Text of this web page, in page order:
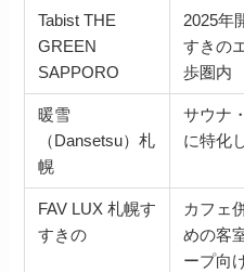
Tabist THE
GREEN
SAPPORO
2025年
すきの
歩圏内
暖雪
（Dansetsu）札
幌
サウナ
に特化
FAV LUX 札幌す
すきの
カフェ
めの客
ープ向